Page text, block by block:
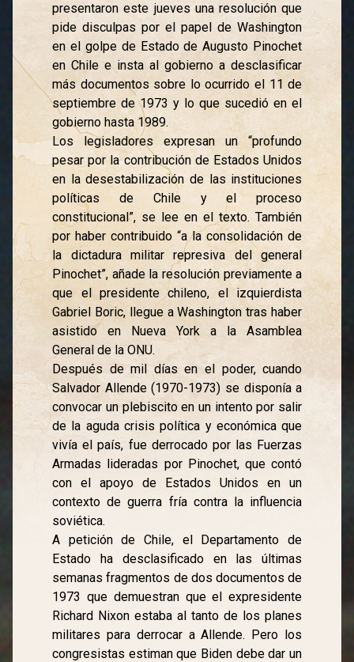
presentaron este jueves una resolución que
pide disculpas por el papel de Washington
en el golpe de Estado de Augusto Pinochet
en Chile e insta al gobierno a desclasificar
más documentos sobre lo ocurrido el 11 de
septiembre de 1973 y lo que sucedió en el
gobierno hasta 1989.
Los legisladores expresan un “profundo
pesar por la contribución de Estados Unidos
en la desestabilización de las instituciones
políticas de Chile y el proceso
constitucional”, se lee en el texto. También
por haber contribuido “a la consolidación de
la dictadura militar represiva del general
Pinochet”, añade la resolución previamente a
que el presidente chileno, el izquierdista
Gabriel Boric, llegue a Washington tras haber
asistido en Nueva York a la Asamblea
General de la ONU.
Después de mil días en el poder, cuando
Salvador Allende (1970-1973) se disponía a
convocar un plebiscito en un intento por salir
de la aguda crisis política y económica que
vivía el país, fue derrocado por las Fuerzas
Armadas lideradas por Pinochet, que contó
con el apoyo de Estados Unidos en un
contexto de guerra fría contra la influencia
soviética.
A petición de Chile, el Departamento de
Estado ha desclasificado en las últimas
semanas fragmentos de dos documentos de
1973 que demuestran que el expresidente
Richard Nixon estaba al tanto de los planes
militares para derrocar a Allende. Pero los
congresistas estiman que Biden debe dar un